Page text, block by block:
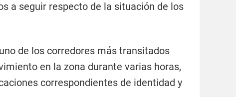
a seguir respecto de la situación de los
de los corredores más transitados
en la zona durante varias horas,
correspondientes de identidad y